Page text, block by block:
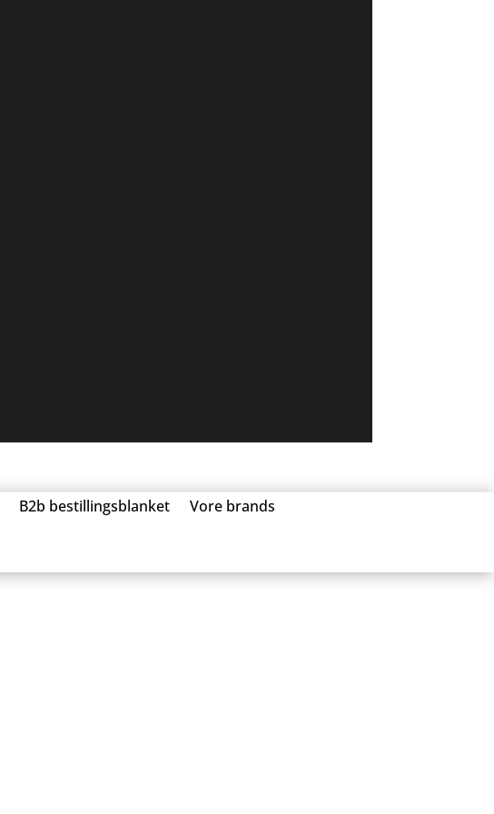
B2b bestillingsblanket
Vore brands